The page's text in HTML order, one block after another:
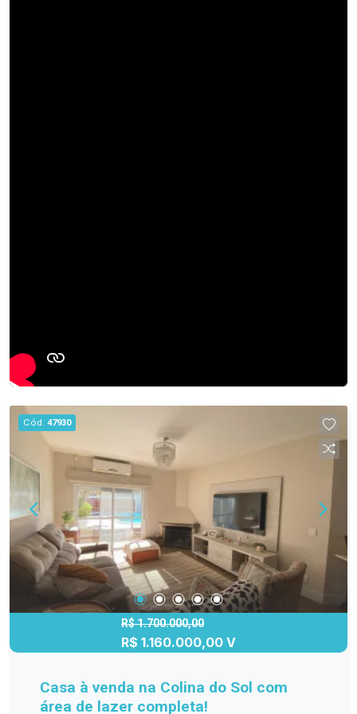
Cód. 47930
R$ 1.700.000,00
R$ 1.160.000,00 V
Casa à venda na Colina do Sol com
área de lazer completa!